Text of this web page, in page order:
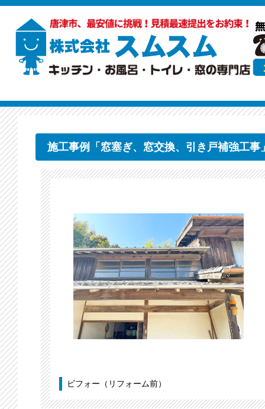
施工事例「窓塞ぎ、窓交換、引き戸補強工事
ビフォー（リフォーム前）